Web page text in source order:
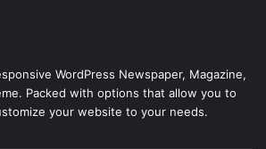
WordPress Newspaper, Magazine,
Packed with options that allow you to
your website to your needs.